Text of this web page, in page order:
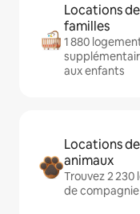
Locations
familles
1 880
aux enfants
Locations
animaux
Trouvez 2
de compagnie